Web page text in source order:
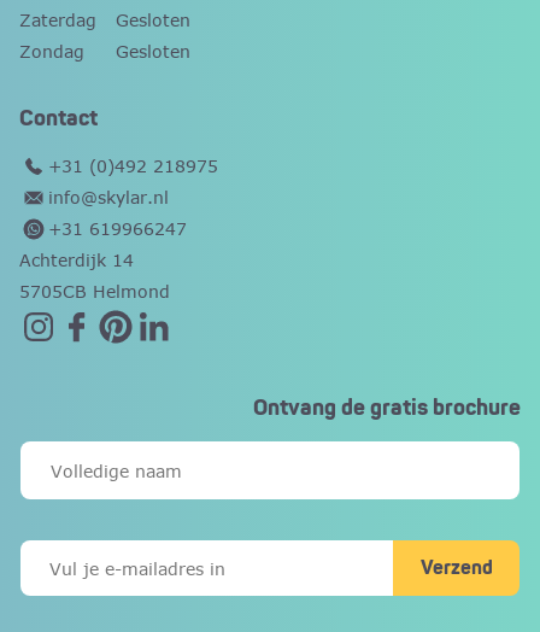
Contact
+31 (0)492 218975
info@skylar.nl
+31 619966247
Achterdijk 14
5705CB Helmond
Zaterdag
Gesloten
Zondag
Gesloten
Ontvang de gratis brochure
Verzend